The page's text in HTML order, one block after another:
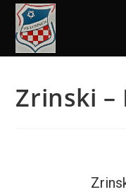
Zrinski –